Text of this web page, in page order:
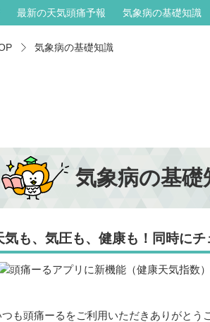
最新の天気頭痛予報 気象病の基礎知識
気象病の基礎
気象病の基礎知識
気も、気圧も、健康も！同時に
つも頭痛ーるをご利用いただきありがとう